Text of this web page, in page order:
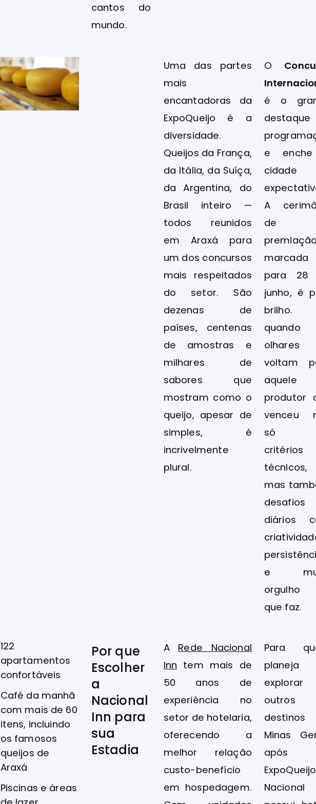
cantos do
mundo.
Uma das partes
mais
encantadoras da
ExpoQueijo é a
diversidade.
Queijos da França,
da Itália, da Suíça,
da Argentina, do
Brasil inteiro —
todos reunidos
em Araxá para
um dos concursos
mais respeitados
do setor. São
dezenas de
países, centenas
de amostras e
milhares de
sabores que
mostram como o
queijo, apesar de
simples, é
incrivelmente
plural.
O
é o
e
cidade
A
de
marcada
para 28
junho, é
quando
olhares
voltam
aquele
produtor
venceu
só
critérios
técnicos,
mas
desafios
diários
e
orgulho
que faz.
122
apartamentos
confortáveis
Café da manhã
com mais de 60
itens, incluindo
os famosos
queijos de
Araxá
Piscinas e áreas
Por que
Escolher
a
Nacional
Inn para
sua
Estadia
A Rede Nacional
Inn tem mais de
50 anos de
experiência no
setor de hotelaria,
oferecendo a
melhor relação
custo-benefício
em hospedagem.
Para
planeja
explorar
outros
destinos
Minas
após
Nacional